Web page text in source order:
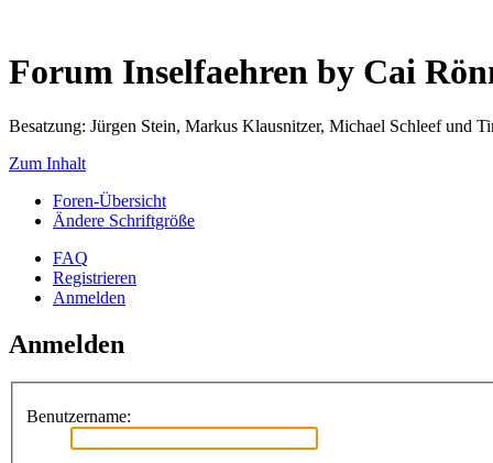
Forum Inselfaehren by Cai
Besatzung: Jürgen Stein, Markus Klausnitzer, Michael Schleef und
Zum Inhalt
Foren-Übersicht
Ändere Schriftgröße
FAQ
Registrieren
Anmelden
Anmelden
Benutzername: